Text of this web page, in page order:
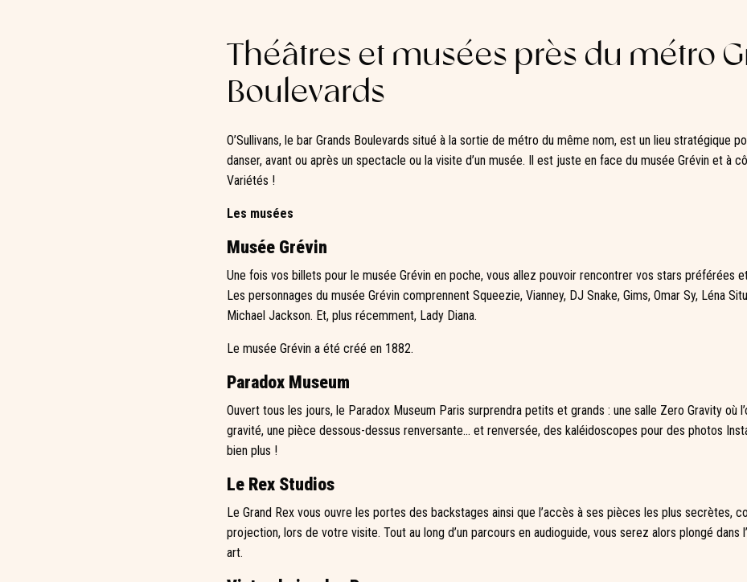
Théâtres et musées près du métro
Boulevards
O’Sullivans, le bar Grands Boulevards situé à la sortie de métro du même nom, est un lieu stratégique
danser, avant ou après un spectacle ou la visite d’un musée. Il est juste en face du musée Grévin et à
Variétés !
Les musées
Musée Grévin
Une fois vos billets pour le musée Grévin en poche, vous allez pouvoir rencontrer vos stars préférées
Les personnages du musée Grévin comprennent Squeezie, Vianney, DJ Snake, Gims, Omar Sy, Léna
Michael Jackson. Et, plus récemment, Lady Diana.
Le musée Grévin a été créé en 1882.
Paradox Museum
Ouvert tous les jours, le Paradox Museum Paris surprendra petits et grands : une salle Zero Gravity où
gravité, une pièce dessous-dessus renversante… et renversée, des kaléidoscopes pour des photos
bien plus !
Le Rex Studios
Le Grand Rex vous ouvre les portes des backstages ainsi que l’accès à ses pièces les plus secrètes,
projection, lors de votre visite. Tout au long d’un parcours en audioguide, vous serez alors plongé dans
art.